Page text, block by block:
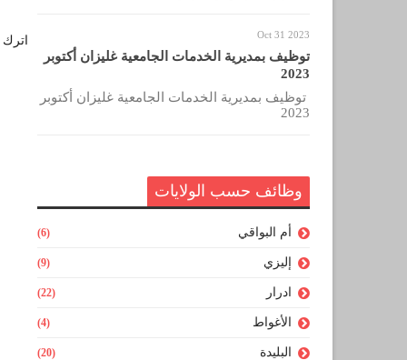
Oct 31 2023
توظيف بمديرية الخدمات الجامعية غليزان أكتوبر
2023
توظيف بمديرية الخدمات الجامعية غليزان أكتوبر
2023
وظائف حسب الولايات
أم البواقي (6)
إليزي (9)
ادرار (22)
الأغواط (4)
البليدة (20)
اترك